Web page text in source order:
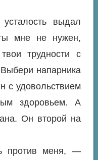
выдал
мне не нужен,
трудности с
напарника
с удовольствием
здоровьем. А
Он второй на
против меня, —